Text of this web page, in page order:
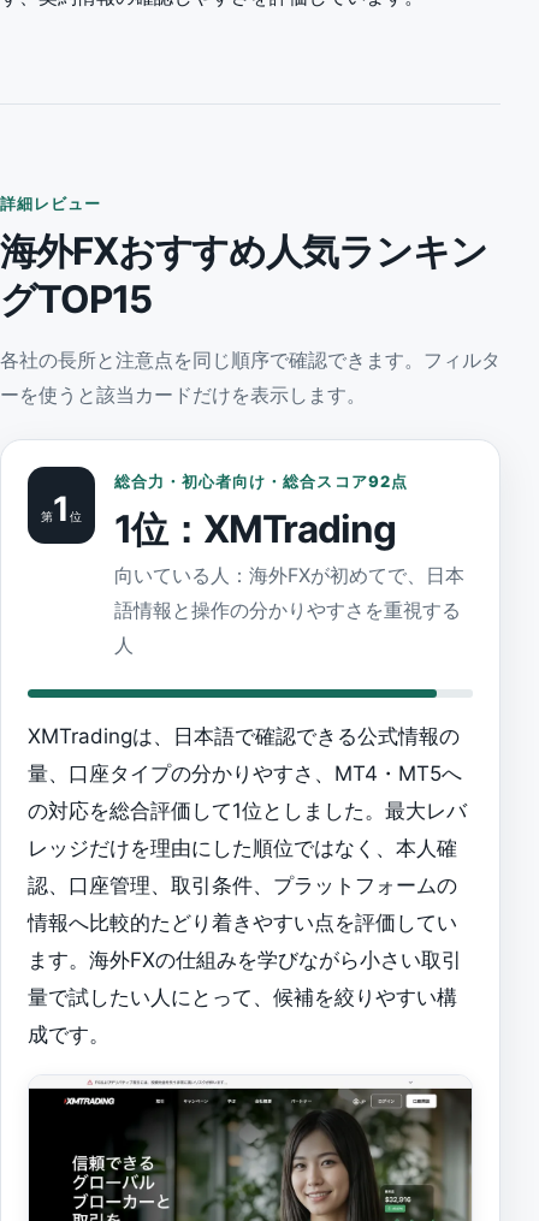
詳細レビュー
海外FXおすすめ人気ランキン
グTOP15
各社の長所と注意点を同じ順序で確認できます。フィルタ
ーを使うと該当カードだけを表示します。
第1 位
総合力・初心者向け・総合スコア92点
1位：XMTrading
向いている人：海外FXが初めてで、日本
語情報と操作の分かりやすさを重視する
人
XMTradingは、日本語で確認できる公式情報の
量、口座タイプの分かりやすさ、MT4・MT5へ
の対応を総合評価して1位としました。最大レバ
レッジだけを理由にした順位ではなく、本人確
認、口座管理、取引条件、プラットフォームの
情報へ比較的たどり着きやすい点を評価してい
ます。海外FXの仕組みを学びながら小さい取引
量で試したい人にとって、候補を絞りやすい構
成です。